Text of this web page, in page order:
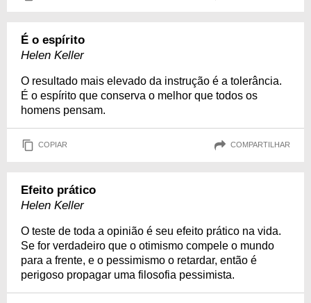
É o espírito
Helen Keller
O resultado mais elevado da instrução é a tolerância.
É o espírito que conserva o melhor que todos os
homens pensam.
COPIAR COMPARTILHAR
Efeito prático
Helen Keller
O teste de toda a opinião é seu efeito prático na vida.
Se for verdadeiro que o otimismo compele o mundo
para a frente, e o pessimismo o retardar, então é
perigoso propagar uma filosofia pessimista.